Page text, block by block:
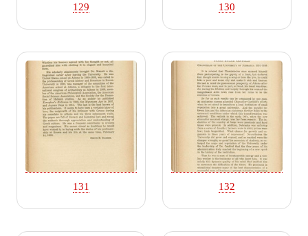
129 130
131 132